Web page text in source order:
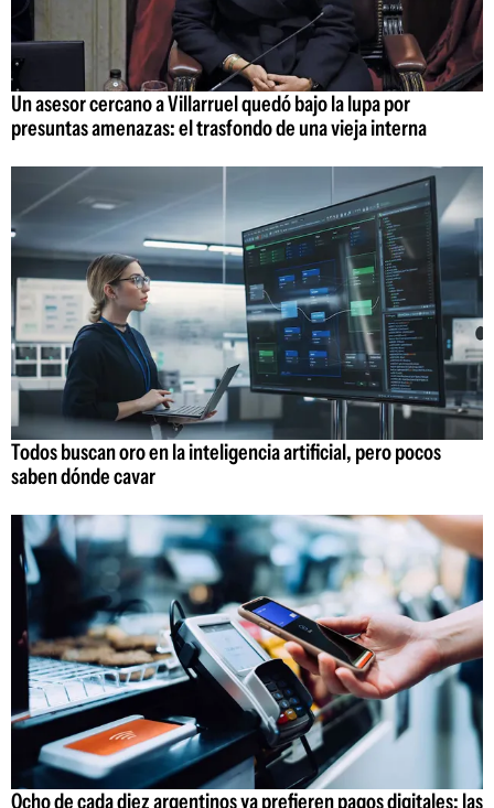
Un asesor cercano a Villarruel quedó bajo la lupa por
presuntas amenazas: el trasfondo de una vieja interna
Todos buscan oro en la inteligencia artificial, pero pocos
saben dónde cavar
Ocho de cada diez argentinos ya prefieren pagos digitales: las